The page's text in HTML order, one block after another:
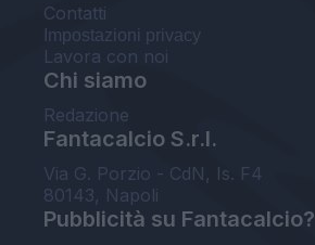
Contatti
Impostazioni privacy
Lavora con noi
Chi siamo
Redazione
Fantacalcio S.r.l.
Via G. Porzio - CdN, Is. F4
80143, Napoli
Pubblicità su Fantacalcio?